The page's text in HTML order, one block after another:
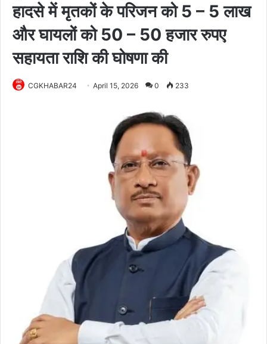
हादसे में मृतकों के परिजन को 5 – 5 लाख
और घायलों को 50 – 50 हजार रुपए
सहायता राशि की घोषणा की
CGKHABAR24 April 15, 2026 0 233